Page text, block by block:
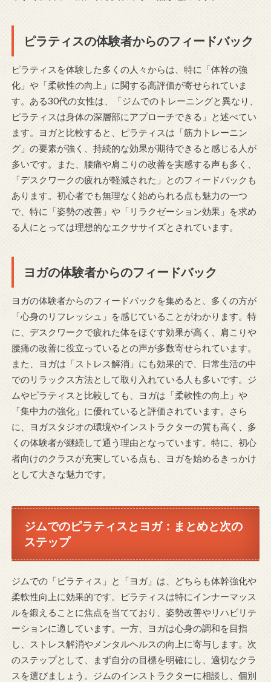
ピラティスの体験者からのフィードバック
ピラティスを体験した多くの人々からは、特に「体幹の強
化」や「柔軟性の向上」に関する高評価が寄せられていま
す。ある30代の女性は、「ジムでのトレーニングと異なり、
ピラティスは身体の深層部にアプローチできる」と述べてい
ます。ヨガと比較すると、ピラティスは「筋力トレーニン
グ」の要素が強く、持続的な効果が期待できると感じる人が
多いです。また、腰痛や肩こりの改善を実感する声も多く、
「デスクワークの疲れが軽減された」とのフィードバックも
あります。初心者でも無理なく始められる点も魅力の一つ
で、特に「姿勢の改善」や「リラクゼーション効果」を求め
る人にとっては理想的なエクササイズとされています。
ヨガの体験者からのフィードバック
ヨガの体験者からのフィードバックを集めると、多くの方が
「心身のリフレッシュ」を感じていることがわかります。特
に、デスクワークで疲れた体をほぐす効果が高く、肩こりや
腰痛の改善に役立っているとの声が多数寄せられています。
また、ヨガは「ストレス解消」にも効果的で、日常生活の中
でのリラックス方法として取り入れている人も多いです。ジ
ムやピラティスと比較しても、ヨガは「柔軟性の向上」や
「集中力の強化」に優れていると評価されています。さら
に、ヨガスタジオの環境やインストラクターの質も高く、多
くの体験者が継続して通う理由となっています。特に、初心
者向けのクラスが充実している点も、ヨガを始めるきっかけ
として大きな魅力です。
ジムでのピラティスとヨガ：まとめと次の
ステップ
ジムでの「ピラティス」と「ヨガ」は、どちらも体幹強化や
柔軟性向上に効果的です。ピラティスは特にインナーマッス
ルを鍛えることに焦点を当てており、姿勢改善やリハビリテ
ーションに適しています。一方、ヨガは心身の調和を目指
し、ストレス解消やメンタルヘルスの向上に寄与します。次
のステップとして、まず自分の目標を明確にし、適切なクラ
スを選びましょう。ジムのインストラクターに相談し、個別